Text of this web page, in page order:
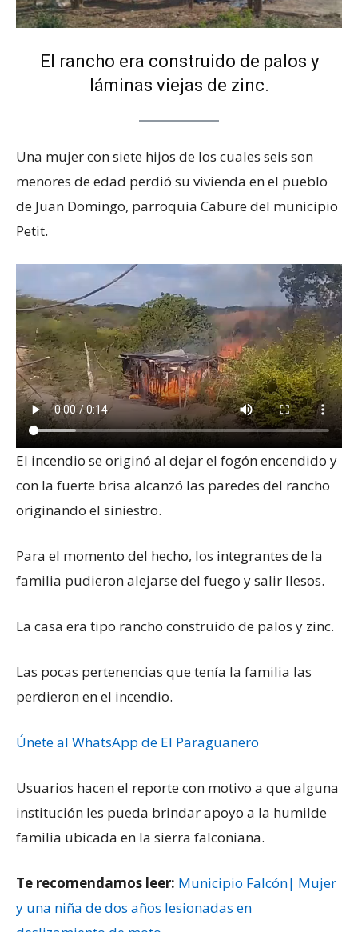
El rancho era construido de palos y
láminas viejas de zinc.
Una mujer con siete hijos de los cuales seis son
menores de edad perdió su vivienda en el pueblo
de Juan Domingo, parroquia Cabure del municipio
Petit.
El incendio se originó al dejar el fogón encendido y
con la fuerte brisa alcanzó las paredes del rancho
originando el siniestro.
Para el momento del hecho, los integrantes de la
familia pudieron alejarse del fuego y salir Ilesos.
La casa era tipo rancho construido de palos y zinc.
Las pocas pertenencias que tenía la familia las
perdieron en el incendio.
Únete al WhatsApp de El Paraguanero
Usuarios hacen el reporte con motivo a que alguna
institución les pueda brindar apoyo a la humilde
familia ubicada en la sierra falconiana.
Te recomendamos leer: Municipio Falcón| Mujer
y una niña de dos años lesionadas en